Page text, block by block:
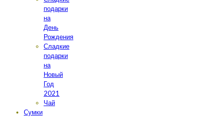
подарки
на
День
Рождения
Сладкие
подарки
на
Новый
Год
2021
Чай
Сумки